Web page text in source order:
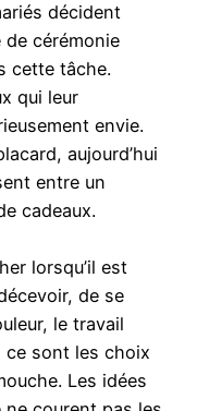
décident
de cérémonie
cette tâche.
qui leur
envie.
aujourd’hui
entre un
cadeaux.
lorsqu’il est
de se
le travail
ce sont les choix
Les idées